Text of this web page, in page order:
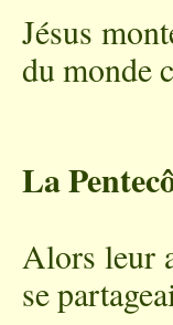
Jésus
du monde
La
Alors leur
se